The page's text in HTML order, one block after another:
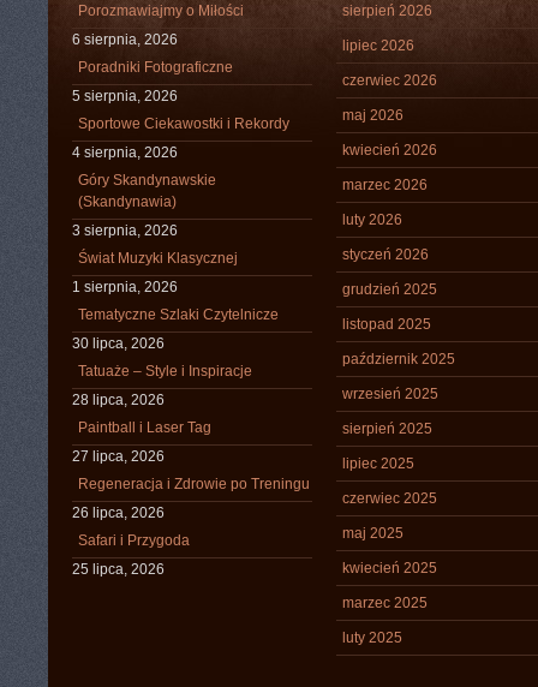
Porozmawiajmy o Miłości
6 sierpnia, 2026
Poradniki Fotograficzne
5 sierpnia, 2026
Sportowe Ciekawostki i Rekordy
4 sierpnia, 2026
Góry Skandynawskie
(Skandynawia)
3 sierpnia, 2026
Świat Muzyki Klasycznej
1 sierpnia, 2026
Tematyczne Szlaki Czytelnicze
30 lipca, 2026
Tatuaże – Style i Inspiracje
28 lipca, 2026
Paintball i Laser Tag
27 lipca, 2026
Regeneracja i Zdrowie po Treningu
26 lipca, 2026
Safari i Przygoda
25 lipca, 2026
sierpień 2026
lipiec 2026
czerwiec 2026
maj 2026
kwiecień 2026
marzec 2026
luty 2026
styczeń 2026
grudzień 2025
listopad 2025
październik 2025
wrzesień 2025
sierpień 2025
lipiec 2025
czerwiec 2025
maj 2025
kwiecień 2025
marzec 2025
luty 2025